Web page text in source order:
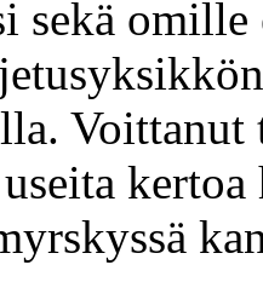
sekä
Voittanut
useita